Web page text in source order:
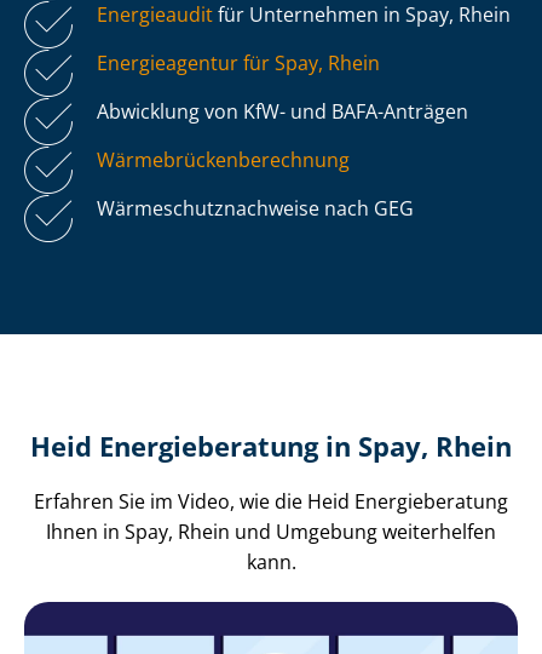
Energieauditfür Unternehmen in Spay, Rhein
Energieagentur für Spay, Rhein
Abwicklung von KfW- und BAFA-Anträgen
Wär­me­brü­cken­be­rech­nung
Wär­me­schutz­nach­wei­se nach GEG
Heid Energieberatung in Spay, Rhein
Erfahren Sie im Video, wie die Heid Energieberatung
Ihnen in Spay, Rhein und Umgebung weiterhelfen
kann.